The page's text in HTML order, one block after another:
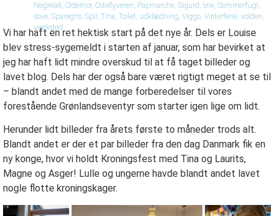
Neglelak, Oldemor, Osteflyveren, Papmarche, Sigurd, sne, Sommerfugl ,
sove, Sparegris, Spil , Tina, Toilet, udklædning, Viggo, Vinterferie, volden,
værksted
Vi har haft en ret hektisk start på det nye år. Dels er Louise
blev stress-sygemeldt i starten af januar, som har bevirket at
jeg har haft lidt mindre overskud til at få taget billeder og
lavet blog. Dels har der også bare været rigtigt meget at se til
– blandt andet med de mange forberedelser til vores
forestående Grønlandseventyr som starter igen lige om lidt.
Herunder lidt billeder fra årets første to måneder trods alt.
Blandt andet er der et par billeder fra den dag Danmark fik en
ny konge, hvor vi holdt Kroningsfest med Tina og Laurits,
Magne og Asger! Lulle og ungerne havde blandt andet lavet
nogle flotte kroningskager.